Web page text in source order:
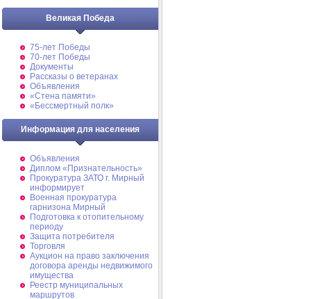
Великая Победа
75-лет Победы
70-лет Победы
Документы
Рассказы о ветеранах
Объявления
«Стена памяти»
«Бессмертный полк»
Информация для населения
Объявления
Диплом «Признательность»
Прокуратура ЗАТО г. Мирный
информирует
Военная прокуратура
гарнизона Мирный
Подготовка к отопительному
периоду
Защита потребителя
Торговля
Аукцион на право заключения
договора аренды недвижимого
имущества
Реестр муниципальных
маршрутов